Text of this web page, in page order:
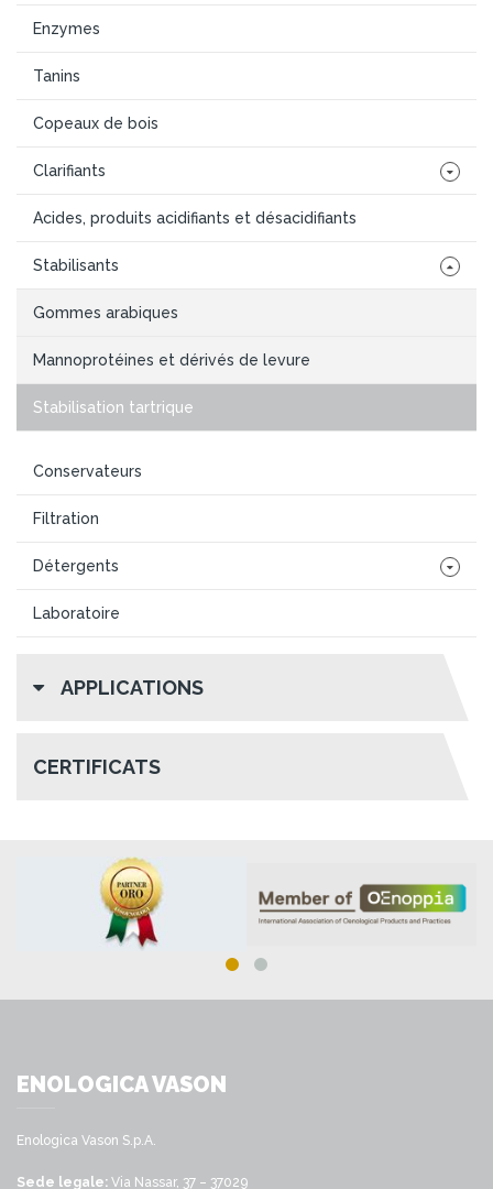
Enzymes
Tanins
Copeaux de bois
Clarifiants
Acides, produits acidifiants et désacidifiants
Stabilisants
Gommes arabiques
Mannoprotéines et dérivés de levure
Stabilisation tartrique
Conservateurs
Filtration
Détergents
Laboratoire
APPLICATIONS
CERTIFICATS
ENOLOGICA VASON
Enologica Vason S.p.A.
Sede legale: Via Nassar, 37 – 37029